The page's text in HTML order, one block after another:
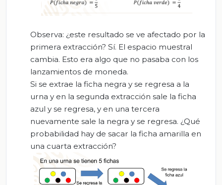
Observa: ¿este resultado se ve afectado por la
primera extracción? Sí. El espacio muestral
cambia. Esto era algo que no pasaba con los
lanzamientos de moneda.
Si se extrae la ficha negra y se regresa a la
urna y en la segunda extracción sale la ficha
azul y se regresa, y en una tercera
nuevamente sale la negra y se regresa. ¿Qué
probabilidad hay de sacar la ficha amarilla en
una cuarta extracción?